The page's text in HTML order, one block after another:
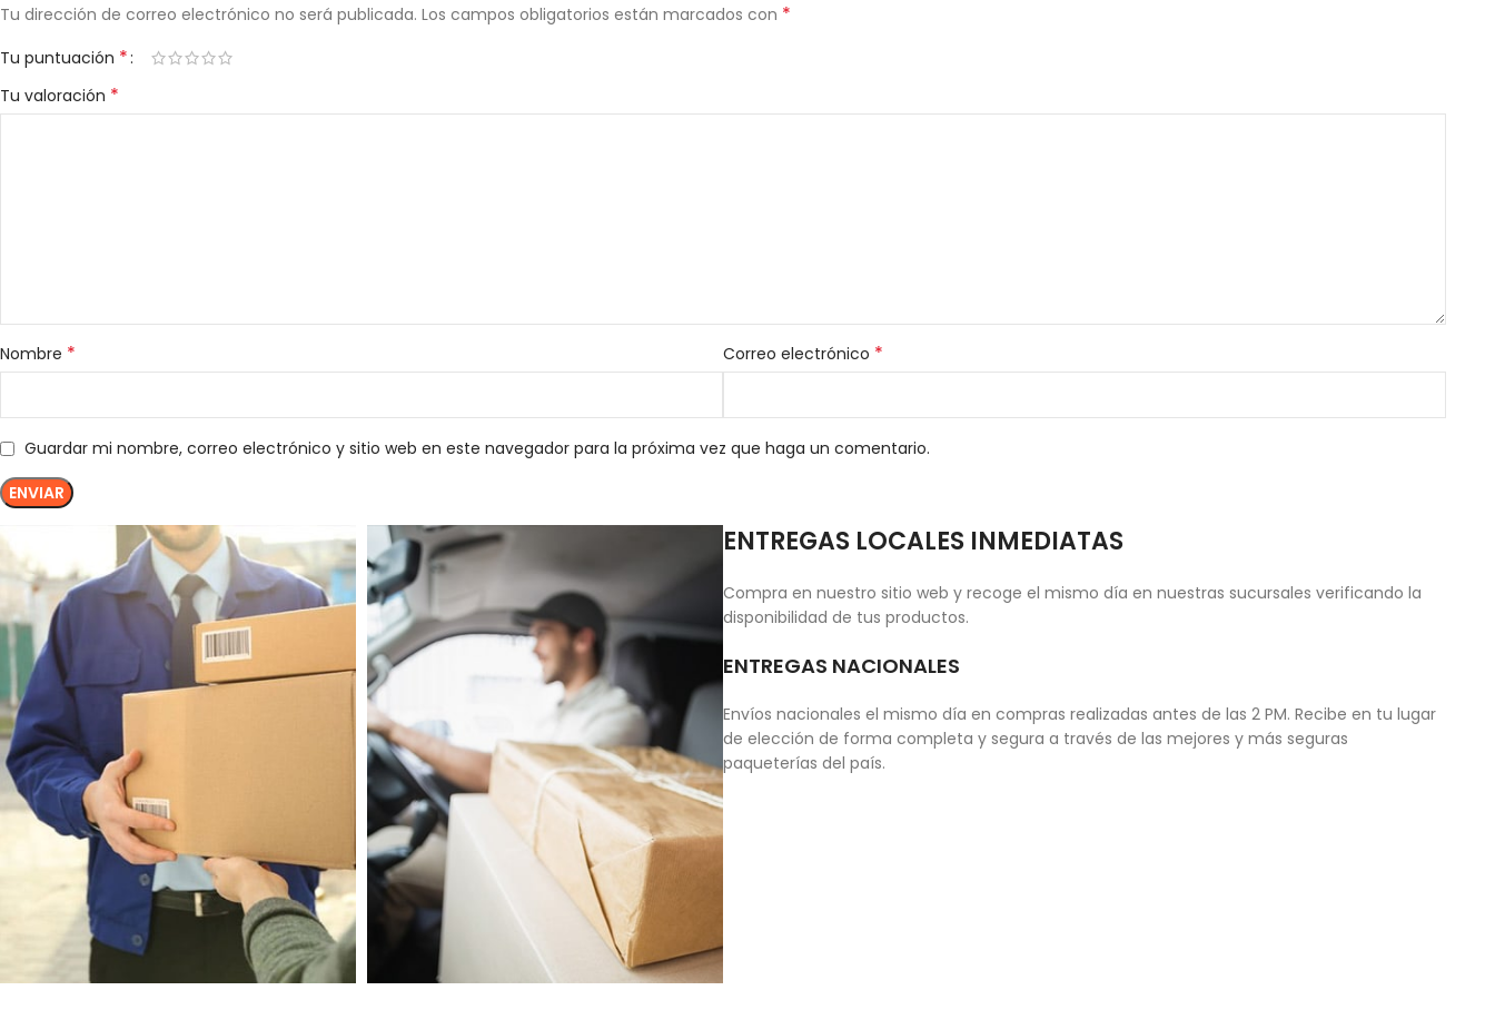
Tu dirección de correo electrónico no será publicada. Los campos obligatorios están marcados con *
Tu puntuación *
Tu valoración *
Nombre * Correo electrónico *
Guardar mi nombre, correo electrónico y sitio web en este navegador para la próxima vez que haga un comentario.
ENTREGAS LOCALES INMEDIATAS
Compra en nuestro sitio web y recoge el mismo día en nuestras sucursales verificando la
disponibilidad de tus productos.
ENTREGAS NACIONALES
Envíos nacionales el mismo día en compras realizadas antes de las 2 PM. Recibe en tu lugar
de elección de forma completa y segura a través de las mejores y más seguras
paqueterías del país.